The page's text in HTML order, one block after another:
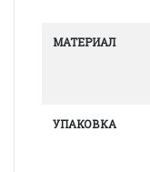
МАТЕРИАЛ
УПАКОВКА